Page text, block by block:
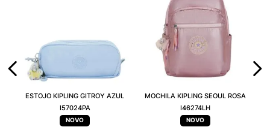
ESTOJO KIPLING GITROY AZUL
I57024PA
MOCHILA KIPLING SEOUL ROSA
I46274LH